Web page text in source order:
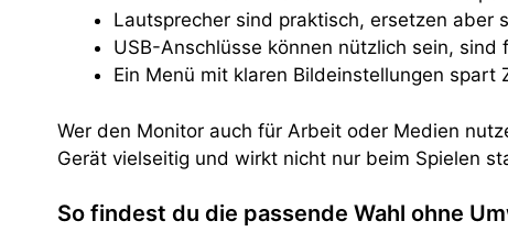
Lautsprecher sind praktisch, ersetzen aber
USB-Anschlüsse können nützlich sein,
Ein Menü mit klaren Bildeinstellungen spart
Wer den Monitor auch für Arbeit oder Medien
Gerät vielseitig und wirkt nicht nur beim Spielen
So findest du die passende Wahl ohne